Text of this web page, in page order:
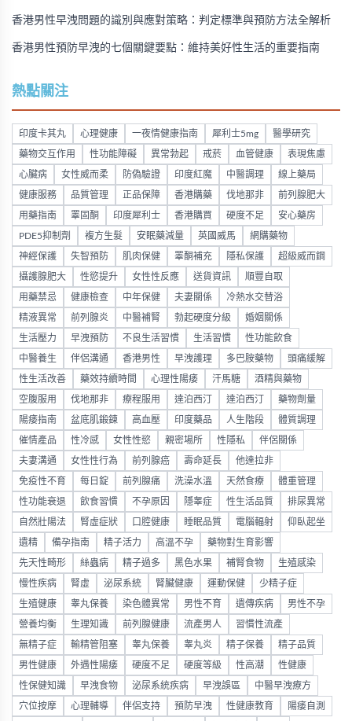
香港男性早洩問題的識別與應對策略：判定標準與預防方法全解析
香港男性預防早洩的七個關鍵要點：維持美好性生活的重要指南
熱點關注
印度卡其丸 心理健康 一夜情健康指南 犀利士5mg 醫學研究
藥物交互作用 性功能障礙 異常勃起 戒菸 血管健康 表現焦慮
心臟病 女性威而柔 防偽驗證 印度紅魔 中醫調理 線上藥局
健康服務 品質管理 正品保障 香港購藥 伐地那非 前列腺肥大
用藥指南 睪固酮 印度犀利士 香港購買 硬度不足 安心藥房
PDE5抑制劑 複方生髮 安眠藥減量 英國威馬 網購藥物
神經保護 失智預防 肌肉保健 睪酮補充 隱私保護 超級威而鋼
攝護腺肥大 性慾提升 女性性反應 送貨資訊 順豐自取
用藥禁忌 健康檢查 中年保健 夫妻關係 冷熱水交替浴
精液異常 前列腺炎 中醫補腎 勃起硬度分級 婚姻關係
生活壓力 早洩預防 不良生活習慣 生活習慣 性功能飲食
中醫養生 伴侶溝通 香港男性 早洩護理 多巴胺藥物 頭痛緩解
性生活改善 藥效持續時間 心理性陽痿 汗馬糖 酒精與藥物
空腹服用 伐地那非 療程服用 達泊西汀 達泊西汀 藥物劑量
陽痿指南 盆底肌鍛鍊 高血壓 印度藥品 人生階段 體質調理
催情產品 性冷感 女性性慾 親密場所 性隱私 伴侶關係
夫妻溝通 女性性行為 前列腺癌 壽命延長 他達拉非
免疫性不育 每日錠 前列腺痛 洗澡水溫 天然食療 體重管理
性功能衰退 飲食習慣 不孕原因 隱睾症 性生活品質 排尿異常
自然壯陽法 腎虛症狀 口腔健康 睡眠品質 電腦輻射 仰臥起坐
遺精 備孕指南 精子活力 高溫不孕 藥物對生育影響
先天性畸形 絲蟲病 精子過多 黑色水果 補腎食物 生殖感染
慢性疾病 腎虛 泌尿系統 腎臟健康 運動保健 少精子症
生殖健康 睾丸保養 染色體異常 男性不育 遺傳疾病 男性不孕
營養均衡 生理知識 前列腺健康 流產男人 習慣性流產
無精子症 輸精管阻塞 睾丸保養 睾丸炎 精子保養 精子品質
男性健康 外遇性陽痿 硬度不足 硬度等級 性高潮 性健康
性保健知識 早洩食物 泌尿系統疾病 早洩誤區 中醫早洩療方
穴位按摩 心理輔導 伴侶支持 預防早洩 性健康教育 陽痿自測